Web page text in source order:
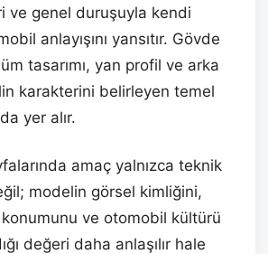
ve genel duruşuyla kendi
anlayışını yansıtır. Gövde
tasarımı, yan profil ve arka
karakterini belirleyen temel
yer alır.
amaç yalnızca teknik
modelin görsel kimliğini,
ve otomobil kültürü
değeri daha anlaşılır hale